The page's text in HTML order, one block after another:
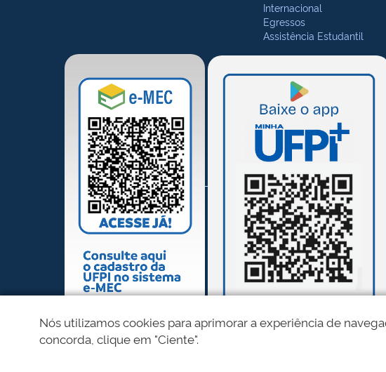
Internacional
Egressos
Assistência Estudantil
Nós utilizamos cookies para aprimorar a experiência de
concorda, clique em "Ciente".